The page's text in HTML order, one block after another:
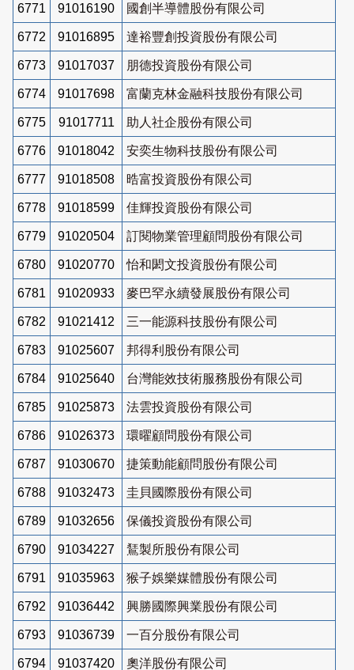
6771 91016190 國創半導體股份有限公司
6772 91016895 達裕豐創投資股份有限公司
6773 91017037 朋德投資股份有限公司
6774 91017698 富蘭克林金融科技股份有限公司
6775 91017711 助人社企股份有限公司
6776 91018042 安奕生物科技股份有限公司
6777 91018508 晧富投資股份有限公司
6778 91018599 佳輝投資股份有限公司
6779 91020504 訂閱物業管理顧問股份有限公司
6780 91020770 怡和閎文投資股份有限公司
6781 91020933 麥巴罕永續發展股份有限公司
6782 91021412 三一能源科技股份有限公司
6783 91025607 邦得利股份有限公司
6784 91025640 台灣能效技術服務股份有限公司
6785 91025873 法雲投資股份有限公司
6786 91026373 環曜顧問股份有限公司
6787 91030670 捷策動能顧問股份有限公司
6788 91032473 圭貝國際股份有限公司
6789 91032656 保儀投資股份有限公司
6790 91034227 鵟製所股份有限公司
6791 91035963 猴子娛樂媒體股份有限公司
6792 91036442 興勝國際興業股份有限公司
6793 91036739 一百分股份有限公司
6794 91037420 奧洋股份有限公司